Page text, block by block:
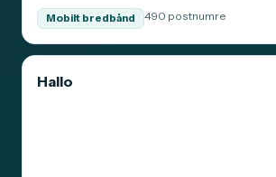
Mobilt bredbånd 490 postnumre
Hallo